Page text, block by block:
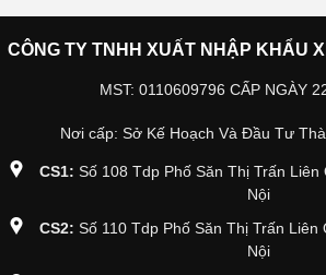
CÔNG TY TNHH XUẤT NHẬP KHẨU
MST: 0110609796 CẤP NGÀY
Nơi cấp: Sở Kế Hoạch Và Đầu Tư
CS1: Số 108 Tdp Phố Săn Thị Trấn Liên
Nội
CS2: Số 110 Tdp Phố Săn Thị Trấn Liên
Nội